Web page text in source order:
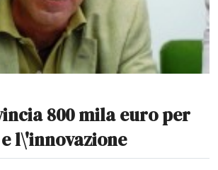
800 mila euro per
l\'innovazione